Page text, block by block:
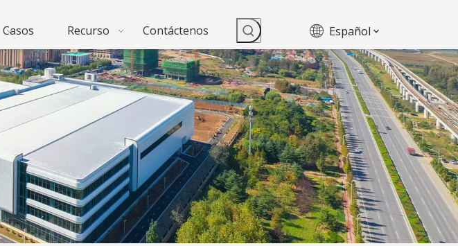
Casos Recurso Contáctenos Español